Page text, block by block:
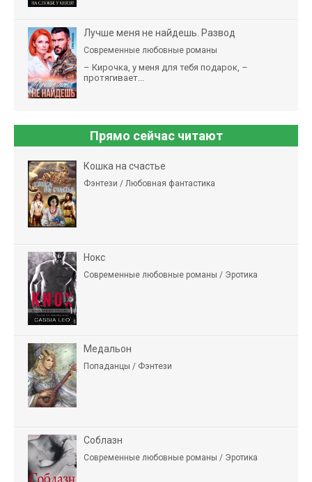
Лучше меня не найдешь. Развод
Современные любовные романы
– Кирочка, у меня для тебя подарок, –
протягивает...
Прямо сейчас читают
Кошка на счастье
Фэнтези / Любовная фантастика
Нокс
Современные любовные романы / Эротика
Медальон
Попаданцы / Фэнтези
Соблазн
Современные любовные романы / Эротика